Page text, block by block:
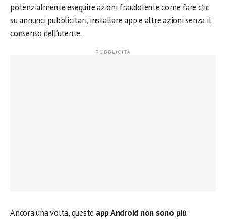
potenzialmente eseguire azioni fraudolente come fare clic
su annunci pubblicitari, installare app e altre azioni senza il
consenso dell’utente.
Ancora una volta, queste app Android non sono più